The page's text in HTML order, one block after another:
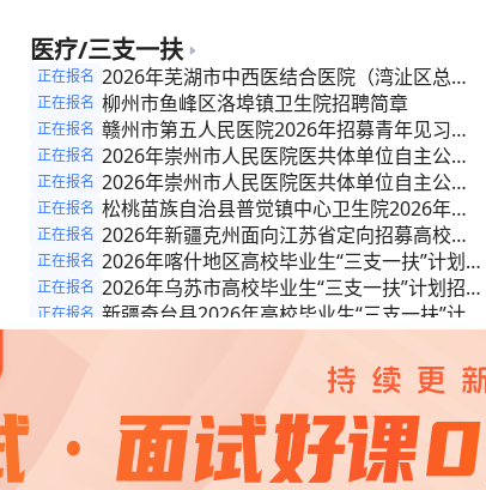
医疗/三支一扶
正在报名 2026年芜湖市中西医结合医院（湾沚区总医
院）招聘第三方信息运维工作人员公告
正在报名 柳州市鱼峰区洛埠镇卫生院招聘简章
正在报名 赣州市第五人民医院2026年招募青年见习公
告(第二批)
正在报名 2026年崇州市人民医院医共体单位自主公开
考试招聘公告(第二批)
正在报名 2026年崇州市人民医院医共体单位自主公开
考核招聘公告(第二批)
正在报名 松桃苗族自治县普觉镇中心卫生院2026年度
青年就业见习岗位补充招募公告
正在报名 2026年新疆克州面向江苏省定向招募高校毕
业生“三支一扶”计划人员的公告
正在报名 2026年喀什地区高校毕业生“三支一扶”计划招
募公告
正在报名 2026年乌苏市高校毕业生“三支一扶”计划招募
公告
正在报名 新疆奇台县2026年高校毕业生“三支一扶”计划
2026年木垒县高校毕业生“三支一扶”计划招募